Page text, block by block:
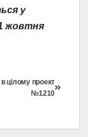
у
жовтня
цілому проект
№1210